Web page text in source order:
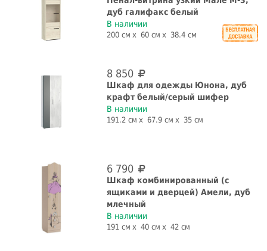
шкаф
Форма
прямая
дуб галифакс белый
В наличии
200 см 60 см 38.4 см
8 850
Шкаф для одежды Юнона, дуб
крафт белый/серый шифер
В наличии
191.2 см 67.9 см 35 см
6 790
Шкаф комбинированный (с
ящиками и дверцей) Амели, дуб
млечный
В наличии
191 см 40 см 42 см